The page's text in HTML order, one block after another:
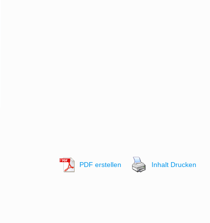
PDF erstellen Inhalt Drucken